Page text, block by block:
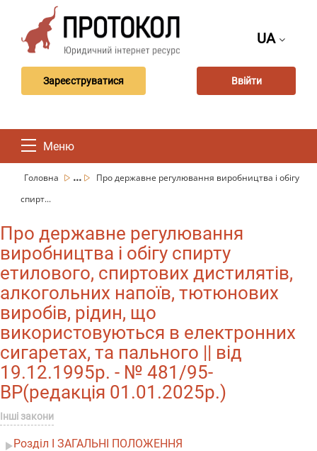
UA
Зареєструватися Ввійти
Меню
Головна ...
Про державне регулювання виробництва і обігу
спирт...
Про державне регулювання
виробництва і обігу спирту
етилового, спиртових дистилятів,
алкогольних напоїв, тютюнових
виробів, рідин, що
використовуються в електронних
сигаретах, та пального || від
19.12.1995р. - № 481/95-
ВР(редакція 01.01.2025р.)
Інші закони
Розділ I ЗАГАЛЬНІ ПОЛОЖЕННЯ